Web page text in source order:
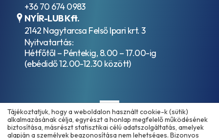
+36 70 674 0983
NYÍR-LUB Kft.
2142 Nagytarcsa Felső Ipari krt. 3
Nyitvatartás:
Hétfőtől – Péntekig, 8.00 – 17.00-ig
(ebédidő 12.00-12.30 között)
Tájékoztatjuk, hogy a weboldalon használt cookie-k (sütik)
alkalmazásának célja, egyrészt a honlap megfelelő működésének
biztosítása, másrészt statisztikai célú adatszolgáltatás, amelyek
alapján a személyek beazonosítása nem lehetséges. Bizonyos